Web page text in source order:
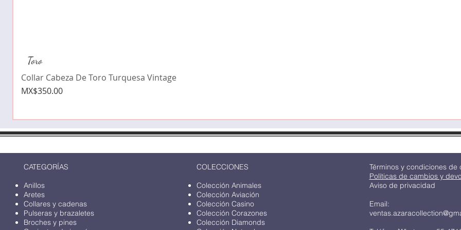
Toro
Collar Cabeza De Toro Turquesa Vintage
Price
MX$350.00
CATEGORÍAS
Anillos
Aretes
Collares y cadenas
Pulseras y brazaletes
Broches y pines
COLECCIONES
Colección Animales
Colección Aviación
Colección Casino
Colección Corazones
Colección Diamonds
Términos y condiciones de
Políticas de cambios y
Aviso de privacidad
Email: